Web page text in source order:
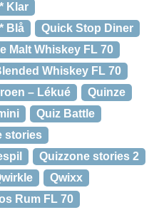
Klar
Blå
Quick Stop Diner
Malt Whiskey FL 70
Whiskey FL 70
– Lékué
Quinze
Quiz Battle
stories
Quizzone stories 2
Qwixx
Rum FL 70